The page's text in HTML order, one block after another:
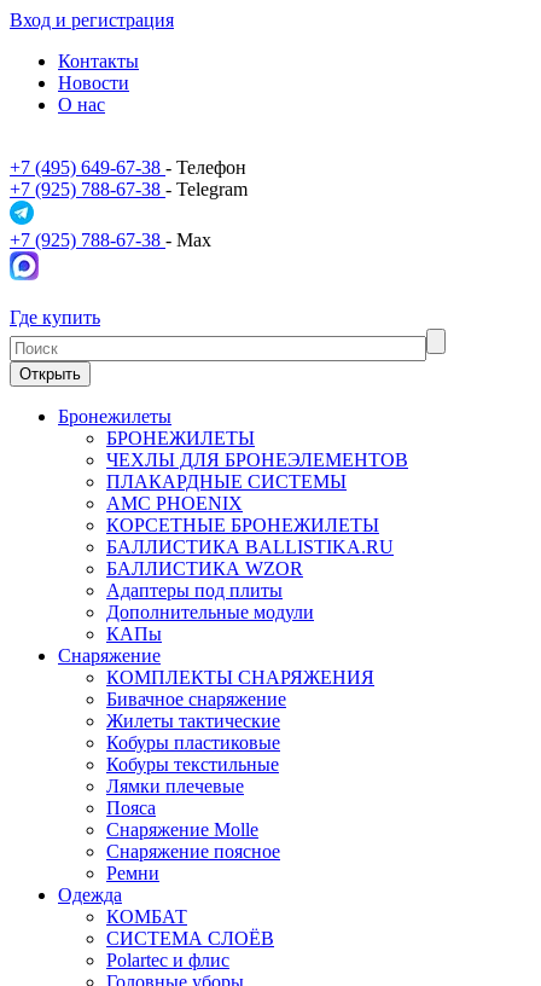
Вход и регистрация
Контакты
Новости
О нас
+7 (495) 649-67-38 - Телефон
+7 (925) 788-67-38 - Telegram
+7 (925) 788-67-38 - Max
Где купить
Открыть
Бронежилеты
БРОНЕЖИЛЕТЫ
ЧЕХЛЫ ДЛЯ БРОНЕЭЛЕМЕНТОВ
ПЛАКАРДНЫЕ СИСТЕМЫ
АМС PHOENIX
КОРСЕТНЫЕ БРОНЕЖИЛЕТЫ
БАЛЛИСТИКА BALLISTIKA.RU
БАЛЛИСТИКА WZOR
Адаптеры под плиты
Дополнительные модули
КАПы
Снаряжение
КОМПЛЕКТЫ СНАРЯЖЕНИЯ
Бивачное снаряжение
Жилеты тактические
Кобуры пластиковые
Кобуры текстильные
Лямки плечевые
Пояса
Снаряжение Molle
Снаряжение поясное
Ремни
Одежда
КОМБАТ
СИСТЕМА СЛОЁВ
Polartec и флис
Головные уборы